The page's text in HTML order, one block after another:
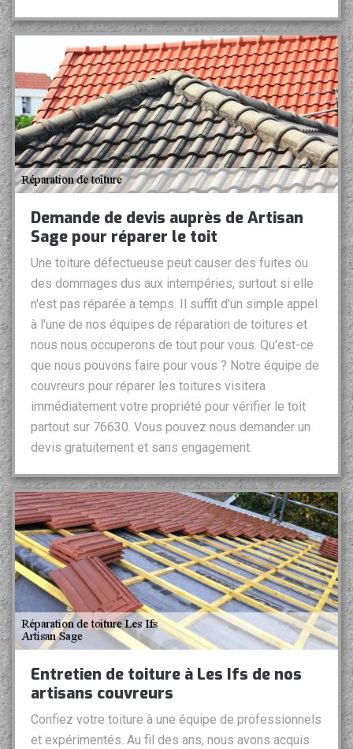
Demande de devis auprès de Artisan
Sage pour réparer le toit
Une toiture défectueuse peut causer des fuites ou
des dommages dus aux intempéries, surtout si elle
n'est pas réparée à temps. Il suffit d'un simple appel
à l'une de nos équipes de réparation de toitures et
nous nous occuperons de tout pour vous. Qu'est-ce
que nous pouvons faire pour vous ? Notre équipe de
couvreurs pour réparer les toitures visitera
immédiatement votre propriété pour vérifier le toit
partout sur 76630. Vous pouvez nous demander un
devis gratuitement et sans engagement.
Entretien de toiture à Les Ifs de nos
artisans couvreurs
Confiez votre toiture à une équipe de professionnels
et expérimentés. Au fil des ans, nous avons acquis